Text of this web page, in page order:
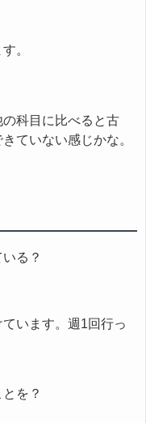
。
科目に比べると古
ていない感じかな。
る？
ています。週1回行っ
を？